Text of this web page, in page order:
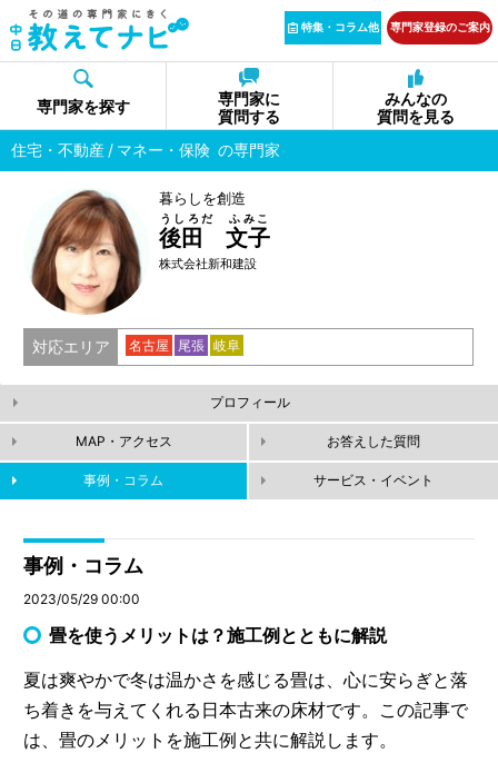
特集・コラム他 専門家登録のご案内
専門家を探す
専門家に
質問する
みんなの
質問を見る
住宅・不動産
マネー・保険 の専門家
暮らしを創造
後田 文子
うしろだ ふみこ
株式会社新和建設
対応エリア 名古屋 尾張 岐阜
プロフィール
MAP・アクセス お答えした質問
事例・コラム サービス・イベント
事例・コラム
2023/05/29 00:00
畳を使うメリットは？施工例とともに解説
夏は爽やかで冬は温かさを感じる畳は、心に安らぎと落
ち着きを与えてくれる日本古来の床材です。この記事で
は、畳のメリットを施工例と共に解説します。